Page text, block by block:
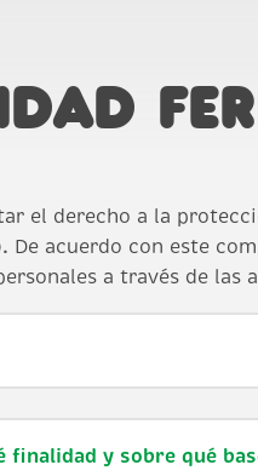
el derecho a la
De acuerdo con este
a través de
finalidad y sobre qué